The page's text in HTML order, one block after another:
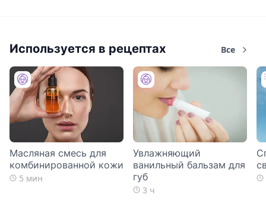
Используется в рецептах Все
Масляная смесь для
комбинированной кожи
5 мин
Увлажняющий
ванильный бальзам для
губ
3 ч